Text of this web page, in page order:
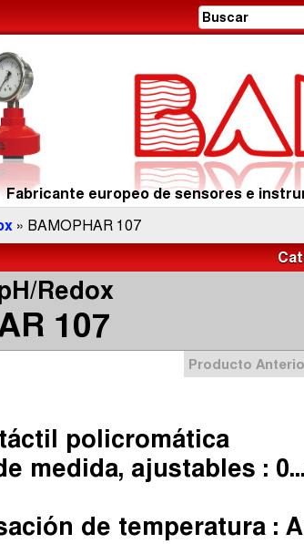
Fabricante europeo de sensores e
» BAMOPHAR 107
Redox
107
Producto
policromática
medida, ajustables :
de temperatura :